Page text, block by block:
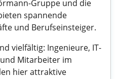
Gruppe und die
spannende
und Berufseinsteiger.
vielfältig: Ingenieure, IT-
Mitarbeiter im
hier attraktive